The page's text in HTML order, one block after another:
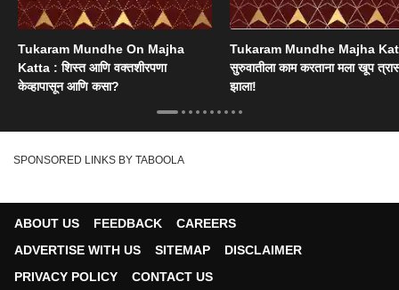
Tukaram Mundhe On Majha
Katta : शिस्त आणि वक्तशीरपणा
केव्हापासून आणि कसा?
Tukaram Mundhe Majha
सुरुवातीला काम करताना मला खूप
झाला!
SPONSORED LINKS BY TABOOLA
ABOUT US FEEDBACK
CAREERS
ADVERTISE WITH US
SITEMAP
DISCLAIMER
PRIVACY POLICY
CONTACT US